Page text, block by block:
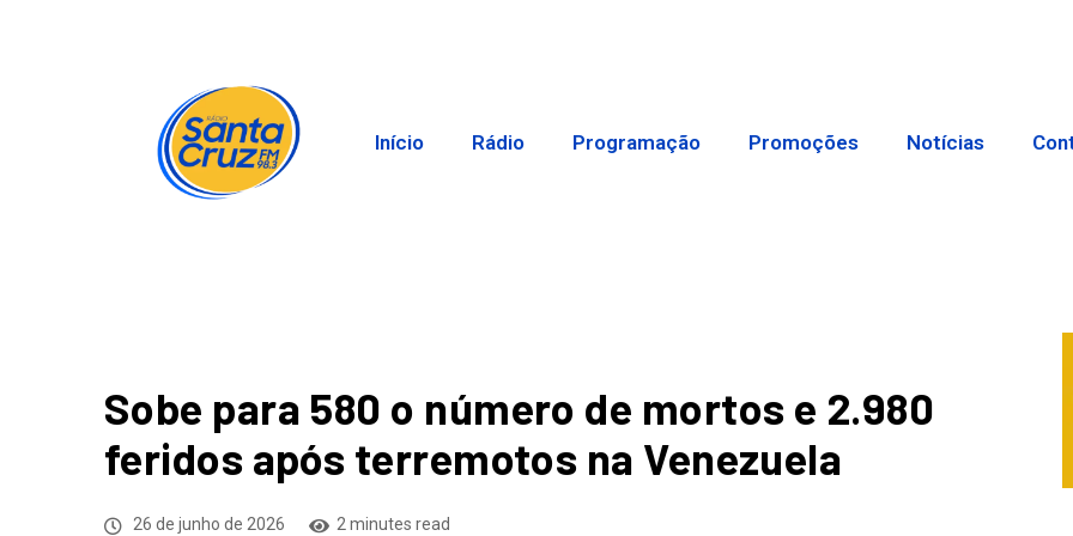
Início Rádio Programação Promoções Notícias
Sobe para 580 o número de mortos e 2.980
feridos após terremotos na Venezuela
26 de junho de 2026 2 minutes read